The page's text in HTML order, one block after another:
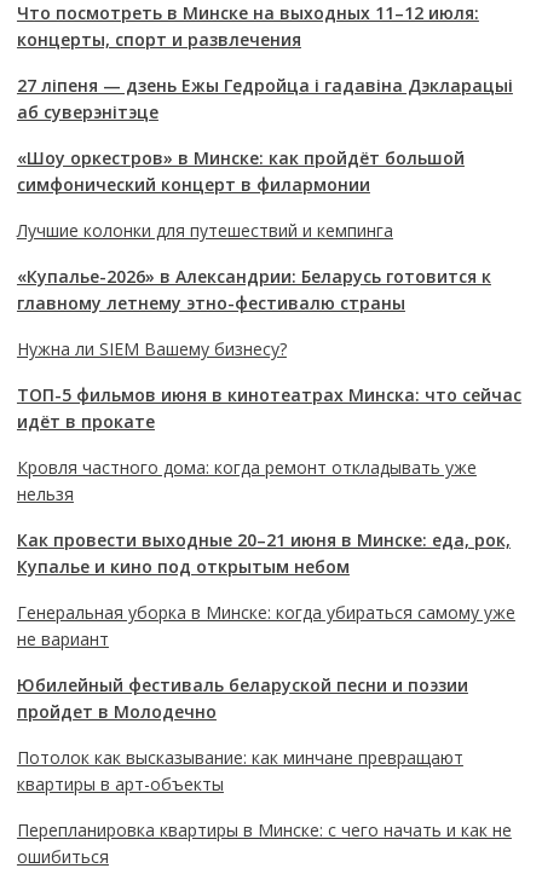
Что посмотреть в Минске на выходных 11–12 июля:
концерты, спорт и развлечения
27 ліпеня — дзень Ежы Гедройца і гадавіна Дэкларацыі
аб суверэнітэце
«Шоу оркестров» в Минске: как пройдёт большой
симфонический концерт в филармонии
Лучшие колонки для путешествий и кемпинга
«Купалье-2026» в Александрии: Беларусь готовится к
главному летнему этно-фестивалю страны
Нужна ли SIEM Вашему бизнесу?
ТОП-5 фильмов июня в кинотеатрах Минска: что сейчас
идёт в прокате
Кровля частного дома: когда ремонт откладывать уже
нельзя
Как провести выходные 20–21 июня в Минске: еда, рок,
Купалье и кино под открытым небом
Генеральная уборка в Минске: когда убираться самому уже
не вариант
Юбилейный фестиваль беларуской песни и поэзии
пройдет в Молодечно
Потолок как высказывание: как минчане превращают
квартиры в арт-объекты
Перепланировка квартиры в Минске: с чего начать и как не
ошибиться